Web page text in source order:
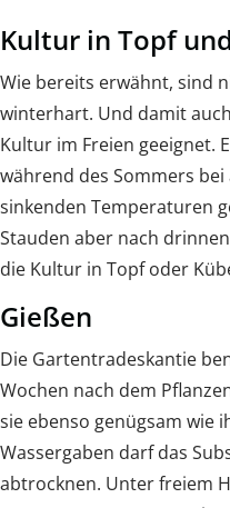
Kultur in Topf
Wie bereits erwähnt, sind
winterhart. Und damit
Kultur im Freien geeignet.
während des Sommers
sinkenden Temperaturen
Stauden aber nach
die Kultur in Topf oder
Gießen
Die Gartentradeskantie
Wochen nach dem
sie ebenso genügsam wie
Wassergaben darf das
abtrocknen. Unter freiem